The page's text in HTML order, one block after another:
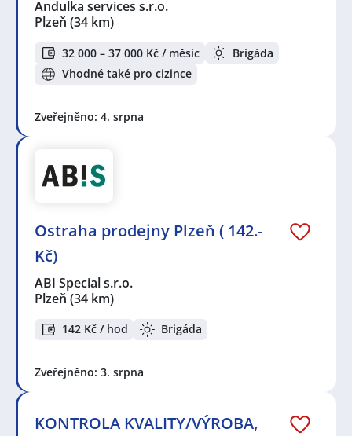
Andulka services s.r.o.
Plzeň (34 km)
32 000 – 37 000 Kč / měsíc
Brigáda
Vhodné také pro cizince
Zveřejněno: 4. srpna
Ostraha prodejny Plzeň ( 142.-
Kč)
ABI Special s.r.o.
Plzeň (34 km)
142 Kč / hod Brigáda
Zveřejněno: 3. srpna
KONTROLA KVALITY/VÝROBA,